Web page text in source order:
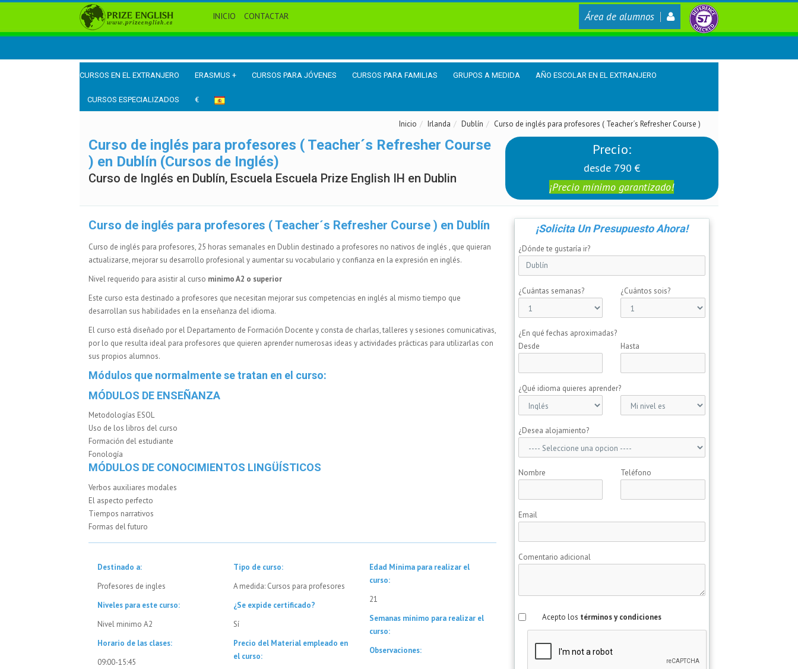
INICIO CONTACTAR Área de alumnos
CURSOS EN EL EXTRANJERO ERASMUS + CURSOS PARA JÓVENES CURSOS PARA FAMILIAS GRUPOS A MEDIDA AÑO ESCOLAR EN EL EXTRANJERO
CURSOS ESPECIALIZADOS €
Inicio Irlanda Dublín Curso de inglés para profesores ( Teacher´s Refresher Course )
Curso de inglés para profesores ( Teacher´s Refresher Course
) en Dublín (Cursos de Inglés)
Curso de Inglés en Dublín, Escuela Escuela Prize English IH en Dublin
Precio:
desde 790 €
¡Precio mínimo garantizado!
Curso de inglés para profesores ( Teacher´s Refresher Course ) en Dublín
Curso de inglés para profesores, 25 horas semanales en Dublin destinado a profesores no nativos de inglés , que quieran
actualizarse, mejorar su desarrollo profesional y aumentar su vocabulario y confianza en la expresión en inglés.
Nivel requerido para asistir al curso minimo A2 o superior
Este curso esta destinado a profesores que necesitan mejorar sus competencias en inglés al mismo tiempo que
desarrollan sus habilidades en la enseñanza del idioma.
El curso está diseñado por el Departamento de Formación Docente y consta de charlas, talleres y sesiones comunicativas,
por lo que resulta ideal para profesores que quieren aprender numerosas ideas y actividades prácticas para utilizarlas con
sus propios alumnos.
Módulos que normalmente se tratan en el curso:
MÓDULOS DE ENSEÑANZA
Metodologías ESOL
Uso de los libros del curso
Formación del estudiante
Fonología
MÓDULOS DE CONOCIMIENTOS LINGÜÍSTICOS
Verbos auxiliares modales
El aspecto perfecto
Tiempos narrativos
Formas del futuro
Destinado a:
Profesores de ingles
Niveles para este curso:
Nivel minimo A2
Horario de las clases:
09:00-15:45
Tipo de curso:
A medida: Cursos para profesores
¿Se expide certificado?
Sí
Precio del Material empleado en
el curso:
Edad Mínima para realizar el
curso:
21
Semanas mínimo para realizar el
curso:
Observaciones:
¡Solicita Un Presupuesto Ahora!
¿Dónde te gustaría ir?
¿Cuántas semanas? ¿Cuántos sois?
¿En qué fechas aproximadas?
Desde
Hasta
¿Qué idioma quieres aprender?
¿Desea alojamiento?
Nombre Teléfono
Email
Comentario adicional
Acepto los términos y condiciones